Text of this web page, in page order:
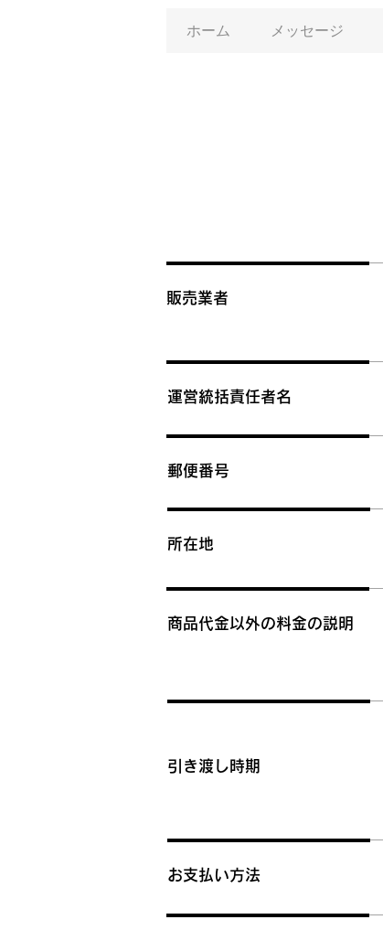
ホーム メッセージ
販売業者
運営統括責任者名
郵便番号
所在地
商品代金以外の料金の説明
引き渡し時期
お支払い方法